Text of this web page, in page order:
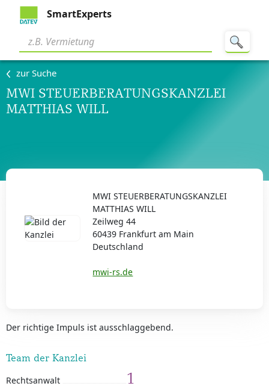
SmartExperts
zur Suche
MWI STEUERBERATUNGSKANZLEI
MATTHIAS WILL
Der richtige Impuls ist ausschlaggebend.
Team der Kanzlei
Rechtsanwalt 1
MWI STEUERBERATUNGSKANZLEI
MATTHIAS WILL
Zeilweg 44
60439 Frankfurt am Main
Deutschland
mwi-rs.de